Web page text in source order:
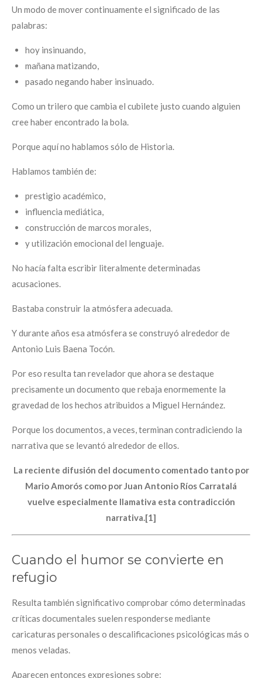
Un modo de mover continuamente el significado de las
palabras:
hoy insinuando,
mañana matizando,
pasado negando haber insinuado.
Como un trilero que cambia el cubilete justo cuando alguien
cree haber encontrado la bola.
Porque aquí no hablamos sólo de Historia.
Hablamos también de:
prestigio académico,
influencia mediática,
construcción de marcos morales,
y utilización emocional del lenguaje.
No hacía falta escribir literalmente determinadas
acusaciones.
Bastaba construir la atmósfera adecuada.
Y durante años esa atmósfera se construyó alrededor de
Antonio Luis Baena Tocón.
Por eso resulta tan revelador que ahora se destaque
precisamente un documento que rebaja enormemente la
gravedad de los hechos atribuidos a Miguel Hernández.
Porque los documentos, a veces, terminan contradiciendo la
narrativa que se levantó alrededor de ellos.
La reciente difusión del documento comentado tanto por
Mario Amorós como por Juan Antonio Ríos Carratalá
vuelve especialmente llamativa esta contradicción
narrativa.[1]
Cuando el humor se convierte en
refugio
Resulta también significativo comprobar cómo determinadas
críticas documentales suelen responderse mediante
caricaturas personales o descalificaciones psicológicas más o
menos veladas.
Aparecen entonces expresiones sobre: